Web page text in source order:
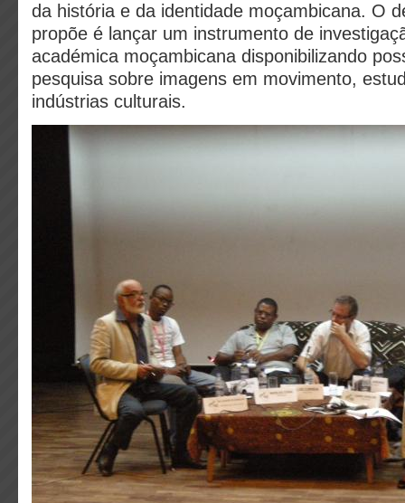
da história e da identidade moçambicana. O
propõe é lançar um instrumento de
académica moçambicana disponibilizando
pesquisa sobre imagens em movimento,
indústrias culturais.